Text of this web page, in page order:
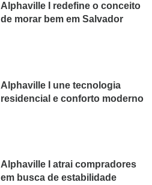
Alphaville I redefine o conceito
de morar bem em Salvador
Alphaville I une tecnologia
residencial e conforto moderno
Alphaville I atrai compradores
em busca de estabilidade